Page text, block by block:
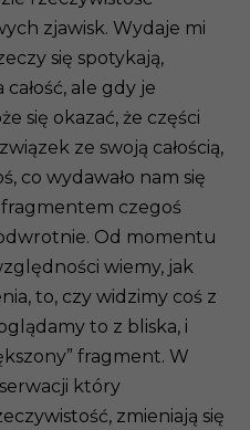
zjawisk. Wydaje mi
się spotykają,
całość, ale gdy je
się okazać, że części
ze swoją całością,
co wydawało nam się
fragmentem czegoś
Od momentu
wiemy, jak
to, czy widzimy coś z
to z bliska, i
fragment. W
który
zmieniają się